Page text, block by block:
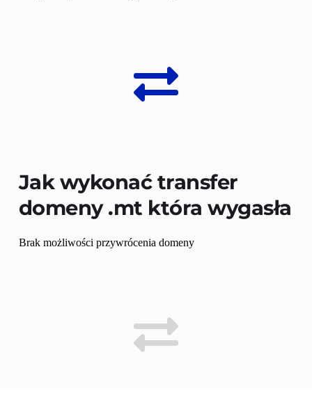
Jak wykonać transfer
domeny .mt która wygasła
Brak możliwości przywrócenia domeny